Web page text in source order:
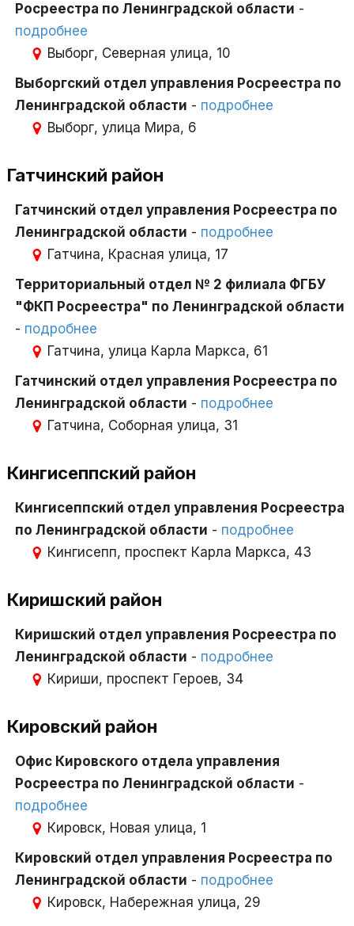
Росреестра по Ленинградской области -
подробнее
Выборг, Северная улица, 10
Выборгский отдел управления Росреестра по
Ленинградской области - подробнее
Выборг, улица Мира, 6
Гатчинский район
Гатчинский отдел управления Росреестра по
Ленинградской области - подробнее
Гатчина, Красная улица, 17
Территориальный отдел № 2 филиала ФГБУ
"ФКП Росреестра" по Ленинградской области
- подробнее
Гатчина, улица Карла Маркса, 61
Гатчинский отдел управления Росреестра по
Ленинградской области - подробнее
Гатчина, Соборная улица, 31
Кингисеппский район
Кингисеппский отдел управления Росреестра
по Ленинградской области - подробнее
Кингисепп, проспект Карла Маркса, 43
Киришский район
Киришский отдел управления Росреестра по
Ленинградской области - подробнее
Кириши, проспект Героев, 34
Кировский район
Офис Кировского отдела управления
Росреестра по Ленинградской области -
подробнее
Кировск, Новая улица, 1
Кировский отдел управления Росреестра по
Ленинградской области - подробнее
Кировск, Набережная улица, 29